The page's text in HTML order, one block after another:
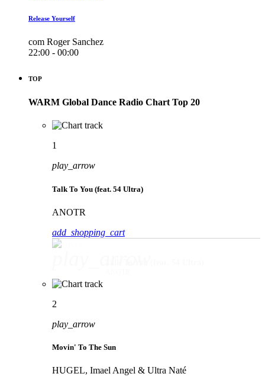
Release Yourself
com Roger Sanchez
22:00 - 00:00
TOP
WARM Global Dance Radio Chart Top 20
1
play_arrow
Talk To You (feat. 54 Ultra)
ANOTR
add_shopping_cart
2
play_arrow
Movin' To The Sun
HUGEL, Imael Angel & Ultra Naté